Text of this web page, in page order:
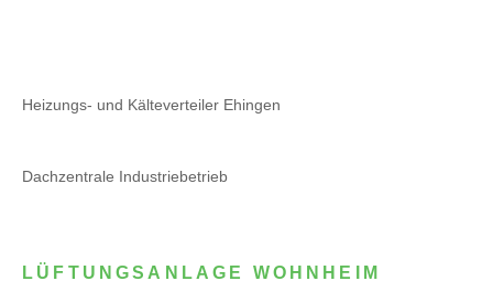
Heizungs- und Kälteverteiler Ehingen
Dachzentrale Industriebetrieb
LÜFTUNGSANLAGE WOHNHEIM